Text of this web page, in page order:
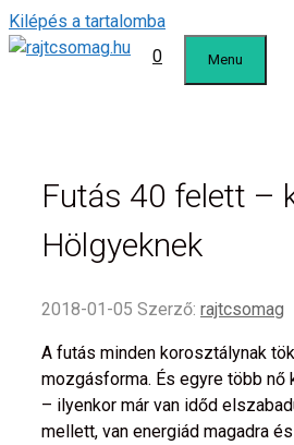
Kilépés a tartalomba
0
Menu
Futás 40 felett –
Hölgyeknek
2018-01-05 Szerző: rajtcsomag
A futás minden korosztálynak
mozgásforma. És egyre több
– ilyenkor már van időd
mellett, van energiád magadra